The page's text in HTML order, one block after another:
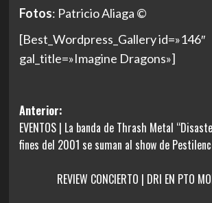
Fotos: Patricio Aliaga ©
[Best_Wordpress_Gallery id=»146″
gal_title=»Imagine Dragons»]
Navegación
de
entradas
Anterior:
EVENTOS | La banda de Thrash Metal
fines del 2001 se suman al show de
REVIEW CONCIERTO | DRI EN PTO